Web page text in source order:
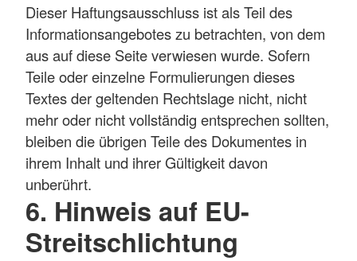
Dieser Haftungsausschluss ist als Teil des
Informationsangebotes zu betrachten, von dem
aus auf diese Seite verwiesen wurde. Sofern
Teile oder einzelne Formulierungen dieses
Textes der geltenden Rechtslage nicht, nicht
mehr oder nicht vollständig entsprechen sollten,
bleiben die übrigen Teile des Dokumentes in
ihrem Inhalt und ihrer Gültigkeit davon
unberührt.
6. Hinweis auf EU-
Streitschlichtung